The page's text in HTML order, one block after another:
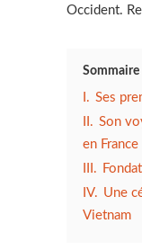
Occident.
Sommaire
I. Ses
II. Son
en France
III.
IV. Une
Vietnam